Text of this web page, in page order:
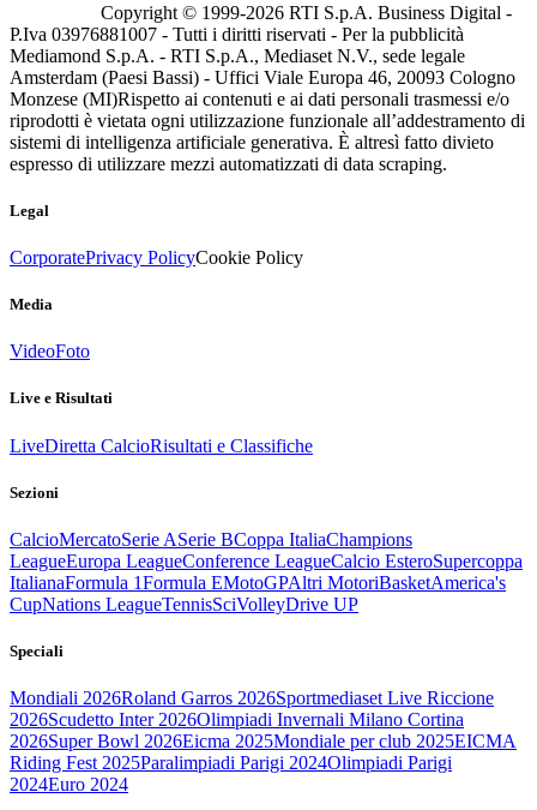
Copyright © 1999-2026 RTI S.p.A. Business Digital -
P.Iva 03976881007 - Tutti i diritti riservati - Per la pubblicità
Mediamond S.p.A. - RTI S.p.A., Mediaset N.V., sede legale
Amsterdam (Paesi Bassi) - Uffici Viale Europa 46, 20093 Cologno
Monzese (MI)Rispetto ai contenuti e ai dati personali trasmessi e/o
riprodotti è vietata ogni utilizzazione funzionale all’addestramento di
sistemi di intelligenza artificiale generativa. È altresì fatto divieto
espresso di utilizzare mezzi automatizzati di data scraping.
Legal
CorporatePrivacy PolicyCookie Policy
Media
VideoFoto
Live e Risultati
LiveDiretta CalcioRisultati e Classifiche
Sezioni
CalcioMercatoSerie ASerie BCoppa ItaliaChampions
LeagueEuropa LeagueConference LeagueCalcio EsteroSupercoppa
ItalianaFormula 1Formula EMotoGPAltri MotoriBasketAmerica's
CupNations LeagueTennisSciVolleyDrive UP
Speciali
Mondiali 2026Roland Garros 2026Sportmediaset Live Riccione
2026Scudetto Inter 2026Olimpiadi Invernali Milano Cortina
2026Super Bowl 2026Eicma 2025Mondiale per club 2025EICMA
Riding Fest 2025Paralimpiadi Parigi 2024Olimpiadi Parigi
2024Euro 2024